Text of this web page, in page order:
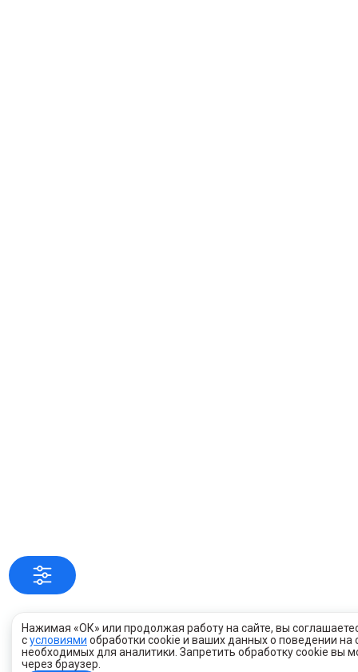
Нажимая «ОК» или продолжая работу на сайте, вы
сусловиями обработки cookie и ваших данных о поведении на
необходимых для аналитики. Запретить обработку cookie вы
через браузер.